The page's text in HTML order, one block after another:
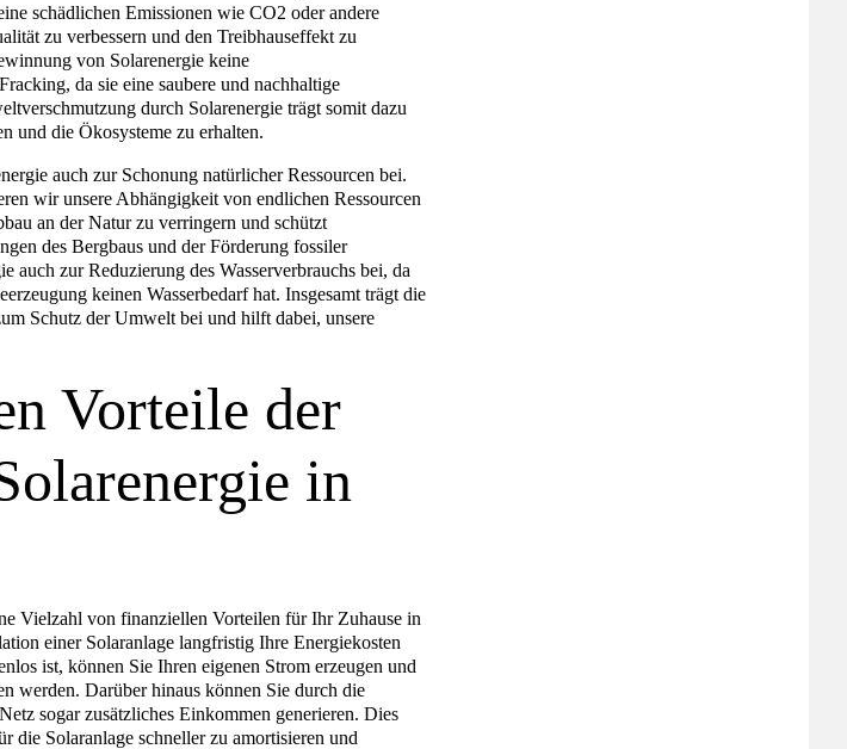
schädlichen Emissionen wie CO2 oder andere
zu verbessern und den Treibhauseffekt zu
von Solarenergie keine
da sie eine saubere und nachhaltige
durch Solarenergie trägt somit dazu
und die Ökosysteme zu erhalten.
auch zur Schonung natürlicher Ressourcen bei.
wir unsere Abhängigkeit von endlichen Ressourcen
an der Natur zu verringern und schützt
des Bergbaus und der Förderung fossiler
auch zur Reduzierung des Wasserverbrauchs bei, da
keinen Wasserbedarf hat. Insgesamt trägt die
Schutz der Umwelt bei und hilft dabei, unsere
Vorteile der
in
Vielzahl von finanziellen Vorteilen für Ihr Zuhause in
einer Solaranlage langfristig Ihre Energiekosten
ist, können Sie Ihren eigenen Strom erzeugen und
werden. Darüber hinaus können Sie durch die
sogar zusätzliches Einkommen generieren. Dies
die Solaranlage schneller zu amortisieren und